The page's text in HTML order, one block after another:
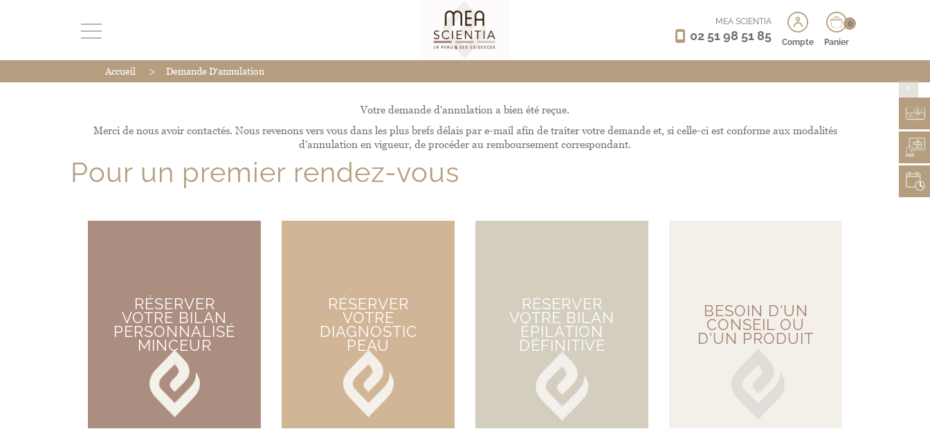
MEA SCIENTIA
02 51 98 51 85 Compte
0
Panier
>
Accueil > Demande D'annulation
Votre demande d'annulation a bien été reçue.
Merci de nous avoir contactés. Nous revenons vers vous dans les plus brefs délais par e-mail afin de traiter votre demande et, si celle-ci est conforme aux modalités
d'annulation en vigueur, de procéder au remboursement correspondant.
Pour un premier rendez-vous
RÉSERVER
VOTRE BILAN
PERSONNALISÉ
MINCEUR
RÉSERVER
VOTRE
DIAGNOSTIC
PEAU
RÉSERVER
VOTRE BILAN
ÉPILATION
DÉFINITIVE
BESOIN D'UN
CONSEIL OU
D'UN PRODUIT